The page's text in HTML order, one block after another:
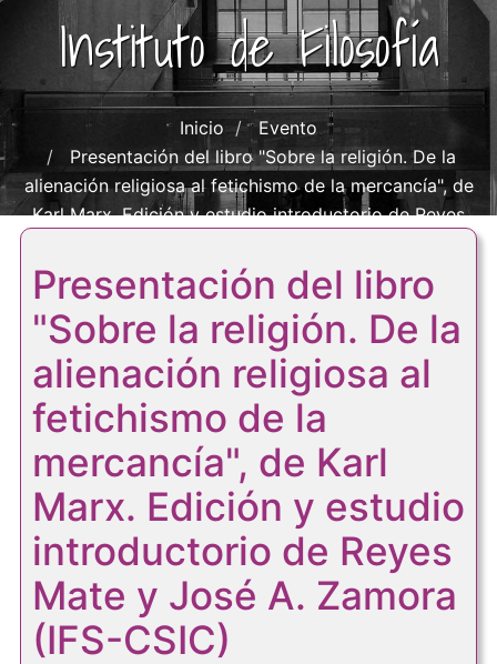
Instituto de Filosofía
Inicio
Evento
Presentación del libro "Sobre la religión. De la
alienación religiosa al fetichismo de la mercancía", de
Karl Marx. Edición y estudio introductorio de Reyes
Presentación del libro
"Sobre la religión. De la
alienación religiosa al
fetichismo de la
mercancía", de Karl
Marx. Edición y estudio
introductorio de Reyes
Mate y José A. Zamora
(IFS-CSIC)